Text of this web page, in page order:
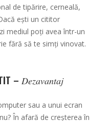
de tipărire, cerneală,
eşti un cititor
mediul poţi avea într-un
fără să te simţi vinovat.
– Dezavantaj
sau a unui ecran
În afară de creșterea în